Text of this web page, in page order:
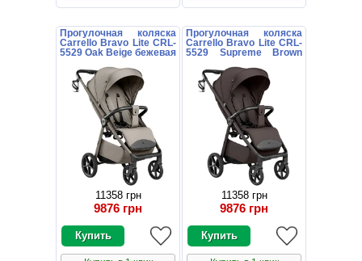
Прогулочная коляска
Carrello Bravo Lite CRL-
5529 Oak Beige бежевая
11358 грн
9876 грн
Прогулочная коляска
Carrello Bravo Lite CRL-
5529 Supreme Brown
подстаканником
11358 грн
9876 грн